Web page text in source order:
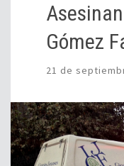
Gómez
21 de